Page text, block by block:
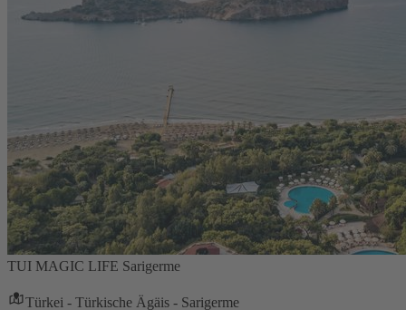
TUI MAGIC LIFE Sarigerme
Türkei - Türkische Ägäis - Sarigerme